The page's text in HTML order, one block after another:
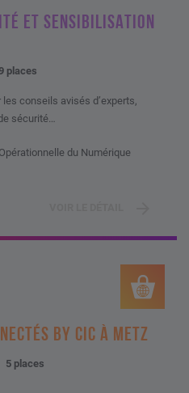
ET SENSIBILISATION
places
conseils avisés d’experts,
sécurité…
du Numérique
BY CIC À METZ
5 places